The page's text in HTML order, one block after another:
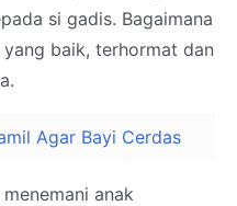
si gadis. Bagaimana
baik, terhormat dan
Agar Bayi Cerdas
anak